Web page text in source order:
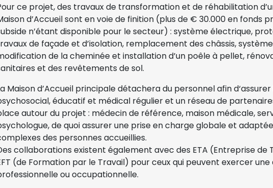
ce projet, des travaux de transformation et de réhabilitation
d’Accueil sont en voie de finition (plus de € 30.000 en fonds
n’étant disponible pour le secteur) : système électrique,
de façade et d’isolation, remplacement des châssis,
de la cheminée et installation d’un poêle à pellet,
et des revêtements de sol.
Maison d’Accueil principale détachera du personnel afin d‘assurer
éducatif et médical régulier et un réseau de
autour du projet : médecin de référence, maison médicale,
de quoi assurer une prise en charge globale et
des personnes accueillies.
collaborations existent également avec des ETA (Entreprise de
(de Formation par le Travail) pour ceux qui peuvent exercer
ou occupationnelle.